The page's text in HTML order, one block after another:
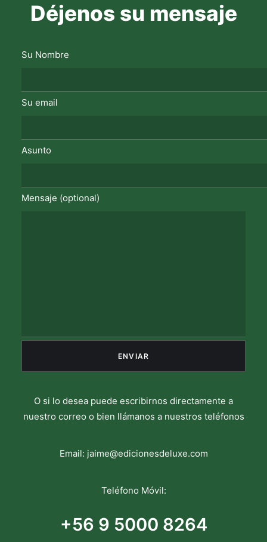
Déjenos su mensaje
Su Nombre
Su email
Asunto
Mensaje (optional)
O si lo desea puede escribirnos directamente a
nuestro correo o bien llámanos a nuestros teléfonos
Email: jaime@edicionesdeluxe.com
Teléfono Móvil:
+56 9 5000 8264